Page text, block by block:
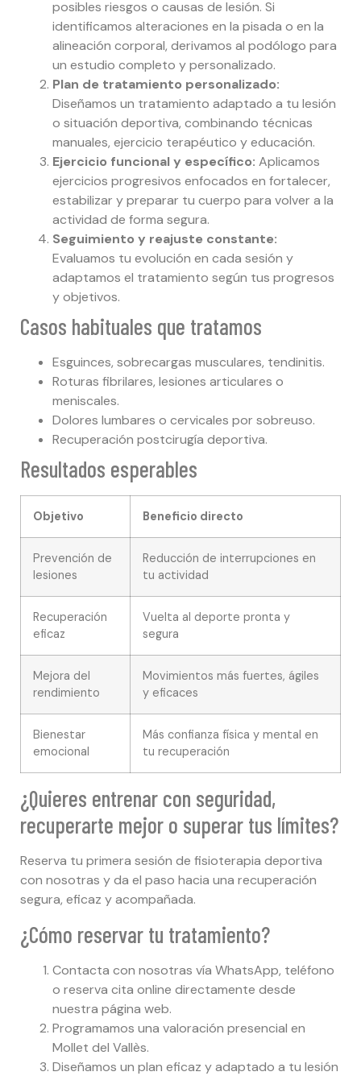
posibles riesgos o causas de lesión. Si
identificamos alteraciones en la pisada o en la
alineación corporal, derivamos al podólogo para
un estudio completo y personalizado.
Plan de tratamiento personalizado:
Diseñamos un tratamiento adaptado a tu lesión
o situación deportiva, combinando técnicas
manuales, ejercicio terapéutico y educación.
Ejercicio funcional y específico: Aplicamos
ejercicios progresivos enfocados en fortalecer,
estabilizar y preparar tu cuerpo para volver a la
actividad de forma segura.
Seguimiento y reajuste constante:
Evaluamos tu evolución en cada sesión y
adaptamos el tratamiento según tus progresos
y objetivos.
Casos habituales que tratamos
Esguinces, sobrecargas musculares, tendinitis.
Roturas fibrilares, lesiones articulares o
meniscales.
Dolores lumbares o cervicales por sobreuso.
Recuperación postcirugía deportiva.
Resultados esperables
Objetivo Beneficio directo
Prevención de
lesiones
Reducción de interrupciones en
tu actividad
Recuperación
eficaz
Vuelta al deporte pronta y
segura
Mejora del
rendimiento
Movimientos más fuertes, ágiles
y eficaces
Bienestar
emocional
Más confianza física y mental en
tu recuperación
¿Quieres entrenar con seguridad,
recuperarte mejor o superar tus límites?
Reserva tu primera sesión de fisioterapia deportiva
con nosotras y da el paso hacia una recuperación
segura, eficaz y acompañada.
¿Cómo reservar tu tratamiento?
Contacta con nosotras vía WhatsApp, teléfono
o reserva cita online directamente desde
nuestra página web.
Programamos una valoración presencial en
Mollet del Vallès.
Diseñamos un plan eficaz y adaptado a tu lesión